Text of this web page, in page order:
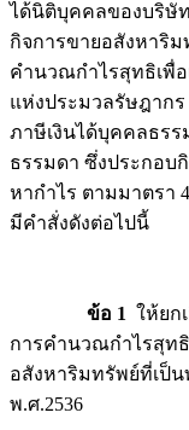
ได้นิติบุคคลของบริษั
กิจการขายอสังหาริ
คำนวณกำไรสุทธิเพื่
แห่งประมวลรัษฎาก
ภาษีเงินได้บุคคลธร
ธรรมดา ซึ่งประกอบ
หากำไร ตามมาตรา
มีคำสั่งดังต่อไปนี้
ข้อ 1 ให้ยก
การคำนวณกำไรสุท
อสังหาริมทรัพย์ที่เป็
พ.ศ.2536